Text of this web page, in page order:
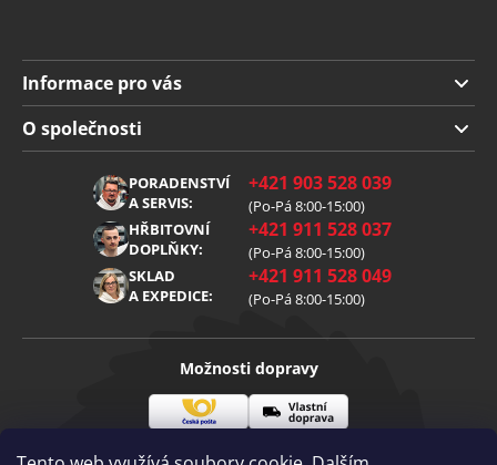
Informace pro vás
Doprava a platba
Obchodní podmínky
Reklamace
Zpracování osobních údajů
O společnosti
PORADENSTVÍ
A SERVIS:
+421 903 528 039
(Po-Pá 8:00-15:00)
HŘBITOVNÍ
DOPLŇKY:
+421 911 528 037
(Po-Pá 8:00-15:00)
SKLAD
A EXPEDICE:
+421 911 528 049
(Po-Pá 8:00-15:00)
Možnosti dopravy
pošta
doprava